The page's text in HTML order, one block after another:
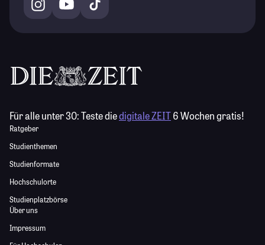
Für alle unter 30:Teste diedigitale ZEIT6 Wochen gratis!
Ratgeber
Studienthemen
Studienformate
Hochschulorte
Studienplatzbörse
Über uns
Impressum